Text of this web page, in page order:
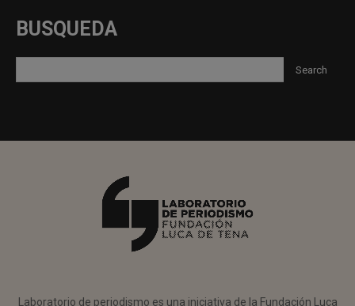
BUSQUEDA
Laboratorio de periodismo es una iniciativa de la Fundación Luca